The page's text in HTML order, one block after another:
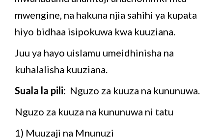
mwengine, na hakuna njia sahihi ya kupata
hiyo bidhaa isipokuwa kwa kuuziana.
Juu ya hayo uislamu umeidhinisha na
kuhalalisha kuuziana.
Suala la pili: Nguzo za kuuza na kununuwa.
Nguzo za kuuza na kununuwa ni tatu
1) Muuzaji na Mnunuzi